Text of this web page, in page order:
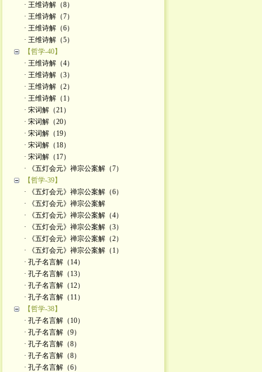
· 王维诗解（8）
· 王维诗解（7）
· 王维诗解（6）
· 王维诗解（5）
【哲学-40】
· 王维诗解（4）
· 王维诗解（3）
· 王维诗解（2）
· 王维诗解（1）
· 宋词解（21）
· 宋词解（20）
· 宋词解（19）
· 宋词解（18）
· 宋词解（17）
· 《五灯会元》禅宗公案解（7）
【哲学-39】
· 《五灯会元》禅宗公案解（6）
· 《五灯会元》禅宗公案解
· 《五灯会元》禅宗公案解（4）
· 《五灯会元》禅宗公案解（3）
· 《五灯会元》禅宗公案解（2）
· 《五灯会元》禅宗公案解（1）
· 孔子名言解（14）
· 孔子名言解（13）
· 孔子名言解（12）
· 孔子名言解（11）
【哲学-38】
· 孔子名言解（10）
· 孔子名言解（9）
· 孔子名言解（8）
· 孔子名言解（8）
· 孔子名言解（6）